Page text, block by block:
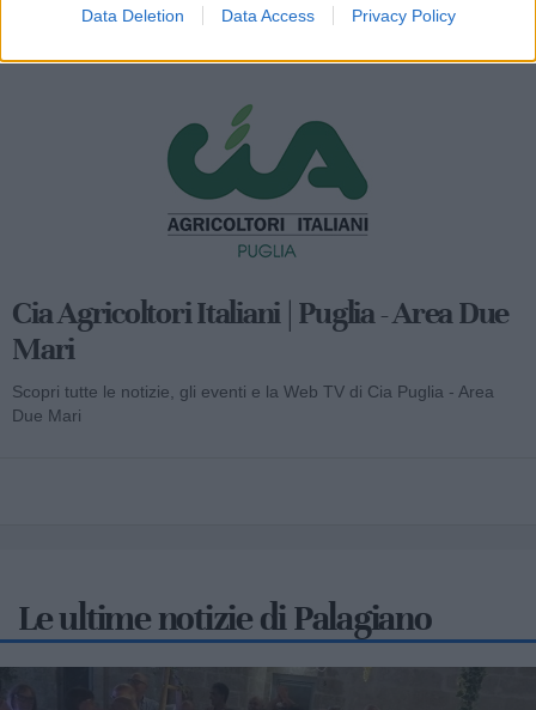
Data Deletion Data Access Privacy Policy
Mondo CIA
Cia Agricoltori Italiani | Puglia - Area Due
Mari
Scopri tutte le notizie, gli eventi e la Web TV di Cia Puglia - Area
Due Mari
Le ultime notizie di Palagiano